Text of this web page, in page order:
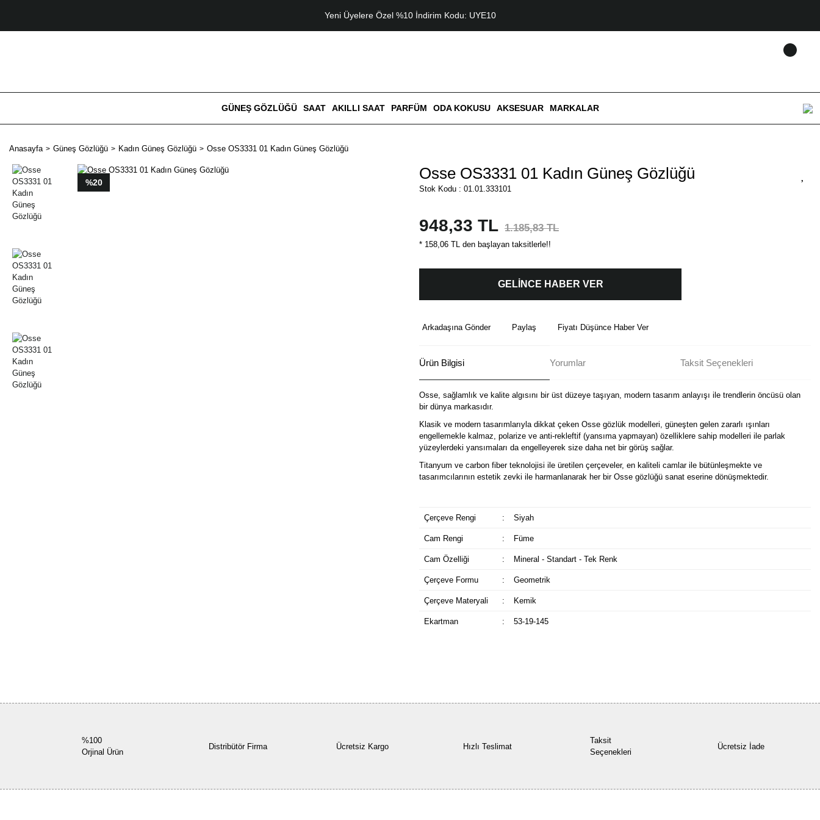
Yeni Üyelere Özel %10 İndirim Kodu: UYE10
GÜNEŞ GÖZLÜĞÜ SAAT AKILLI SAAT PARFÜM ODA KOKUSU AKSESUAR MARKALAR
Anasayfa Güneş Gözlüğü Kadın Güneş Gözlüğü Osse OS3331 01 Kadın Güneş Gözlüğü
%20 Osse OS3331 01 Kadın Güneş Gözlüğü
Stok Kodu : 01.01.333101
948,33 TL 1.185,83 TL
* 158,06 TL den başlayan taksitlerle!!
GELİNCE HABER VER
Arkadaşına Gönder Paylaş Fiyatı Düşünce Haber Ver
Ürün Bilgisi Yorumlar Taksit Seçenekleri
Osse, sağlamlık ve kalite algısını bir üst düzeye taşıyan, modern tasarım anlayışı ile trendlerin öncüsü olan
bir dünya markasıdır.
Klasik ve modern tasarımlarıyla dikkat çeken Osse gözlük modelleri, güneşten gelen zararlı ışınları
engellemekle kalmaz, polarize ve anti-rekleftif (yansıma yapmayan) özelliklere sahip modelleri ile parlak
yüzeylerdeki yansımaları da engelleyerek size daha net bir görüş sağlar.
Titanyum ve carbon fiber teknolojisi ile üretilen çerçeveler, en kaliteli camlar ile bütünleşmekte ve
tasarımcılarının estetik zevki ile harmanlanarak her bir Osse gözlüğü sanat eserine dönüşmektedir.
Çerçeve Rengi : Siyah
Cam Rengi : Füme
Cam Özelliği : Mineral - Standart - Tek Renk
Çerçeve Formu : Geometrik
Çerçeve Materyali : Kemik
Ekartman : 53-19-145
%100
Orjinal Ürün
Distribütör Firma Ücretsiz Kargo Hızlı Teslimat
Taksit
Seçenekleri
Ücretsiz İade